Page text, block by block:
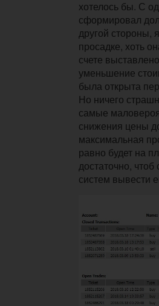
хотелось бы. С
сформировал
другой стороны,
просадке, хоть
счете
уменьшение
была открыта
Но ничего
самые
снижения цены
максимальная
равно будет на
достаточно,
систем вывести